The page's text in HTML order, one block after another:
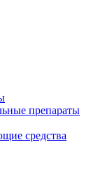
препараты
средства